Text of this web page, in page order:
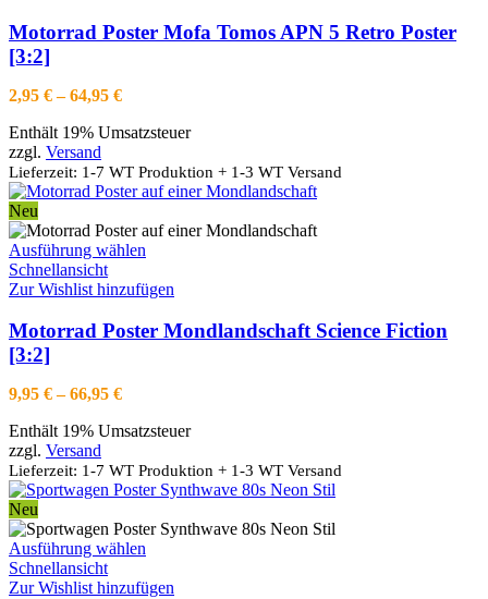
Varianten
auf.
auf
Produktseite
gewählt
werden
Motorrad Poster Mofa Tomos APN 5 Retro Poster
[3:2]
2,95 € –64,95 €Preisspanne:
bis
Enthält 19% Umsatzsteuer
zzgl. Versand
Lieferzeit: 1-7 WT Produktion + 1-3 WT Versand
Neu
Ausführung wählen
weist
Varianten
auf
Produktseite
gewählt
werden
Schnellansicht
Zur Wishlist hinzufügen
Motorrad Poster Mondlandschaft Science Fiction
[3:2]
9,95 € –66,95 €Preisspanne:
bis
Enthält 19% Umsatzsteuer
zzgl. Versand
Lieferzeit: 1-7 WT Produktion + 1-3 WT Versand
Neu
Ausführung wählen
weist
Schnellansicht
Zur Wishlist hinzufügen